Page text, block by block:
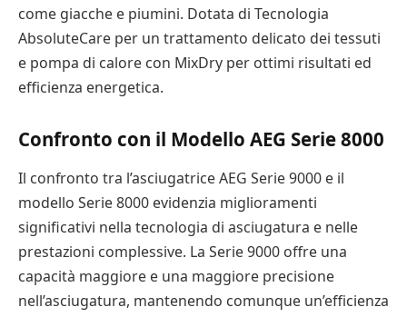
come giacche e piumini. Dotata di Tecnologia
AbsoluteCare per un trattamento delicato dei tessuti
e pompa di calore con MixDry per ottimi risultati ed
efficienza energetica.
Confronto con il Modello AEG Serie 8000
Il confronto tra l’asciugatrice AEG Serie 9000 e il
modello Serie 8000 evidenzia miglioramenti
significativi nella tecnologia di asciugatura e nelle
prestazioni complessive. La Serie 9000 offre una
capacità maggiore e una maggiore precisione
nell’asciugatura, mantenendo comunque un’efficienza